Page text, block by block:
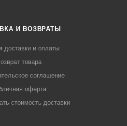
И ВОЗВРАТЫ
доставки и оплаты
товара
соглашение
оферта
стоимость доставки